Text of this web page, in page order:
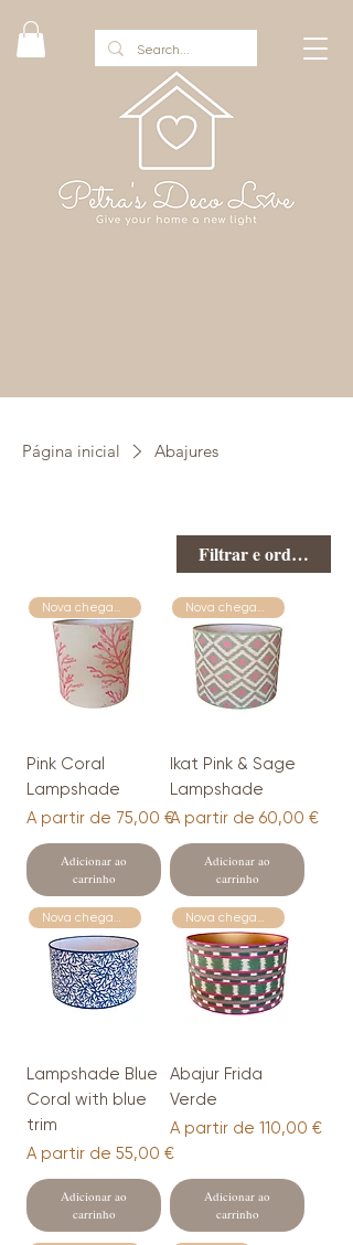
Página inicial Abajures
Filtrar e ordenar
Nova chegada
Pink Coral
Lampshade
A partir de 75,00 €
Preço promocional
Adicionar ao
carrinho
Nova chegada
Ikat Pink & Sage
Lampshade
A partir de 60,00 €
Preço promocional
Adicionar ao
carrinho
Nova chegada
Lampshade Blue
Coral with blue
trim
A partir de 55,00 €
Preço promocional
Adicionar ao
carrinho
Nova chegada
Abajur Frida
Verde
A partir de 110,00 €
Preço promocional
Adicionar ao
carrinho